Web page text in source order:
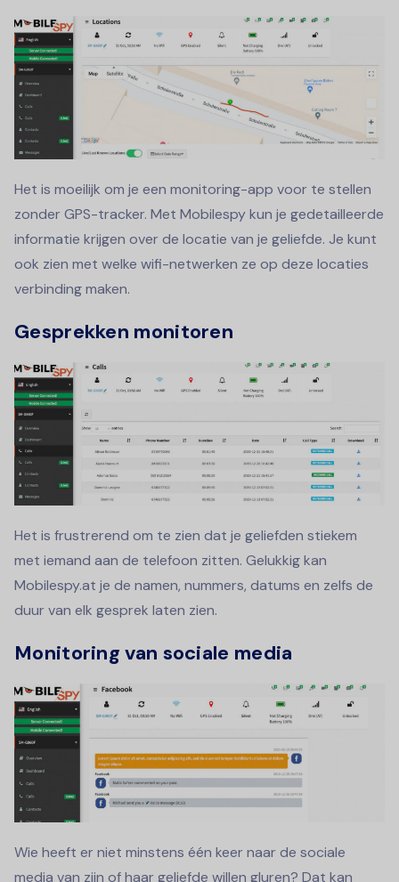
Het is moeilijk om je een monitoring-app voor te stellen
zonder GPS-tracker. Met Mobilespy kun je gedetailleerde
informatie krijgen over de locatie van je geliefde. Je kunt
ook zien met welke wifi-netwerken ze op deze locaties
verbinding maken.
Gesprekken monitoren
Het is frustrerend om te zien dat je geliefden stiekem
met iemand aan de telefoon zitten. Gelukkig kan
Mobilespy.at je de namen, nummers, datums en zelfs de
duur van elk gesprek laten zien.
Monitoring van sociale media
Wie heeft er niet minstens één keer naar de sociale
media van zijn of haar geliefde willen gluren? Dat kan